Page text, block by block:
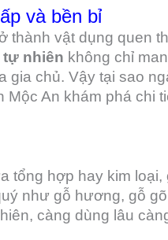
và bền bỉ
thành vật dụng quen
tự nhiên không chỉ
gia chủ. Vậy tại sao
An khám phá chi
tổng hợp hay kim loại,
như gỗ hương, gỗ
càng dùng lâu